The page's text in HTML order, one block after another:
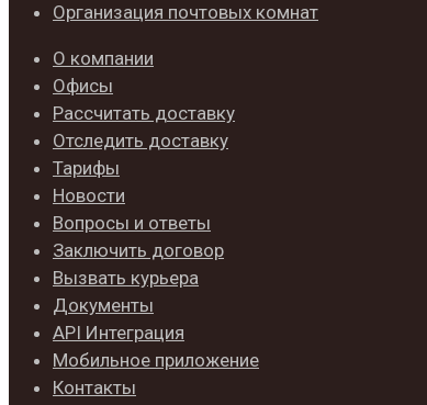
Организация почтовых комнат
О компании
Офисы
Рассчитать доставку
Отследить доставку
Тарифы
Новости
Вопросы и ответы
Заключить договор
Вызвать курьера
Документы
API Интеграция
Мобильное приложение
Контакты